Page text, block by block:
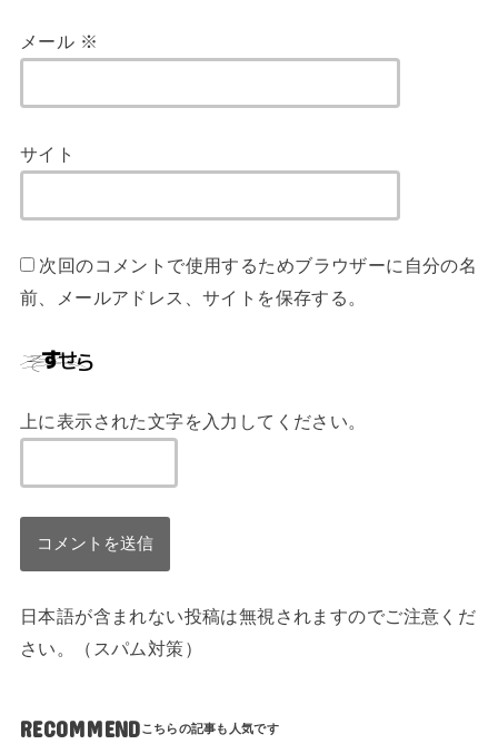
メール ※
サイト
次回のコメントで使用するためブラウザーに自分の名
前、メールアドレス、サイトを保存する。
上に表示された文字を入力してください。
日本語が含まれない投稿は無視されますのでご注意くだ
さい。（スパム対策）
RECOMMEND